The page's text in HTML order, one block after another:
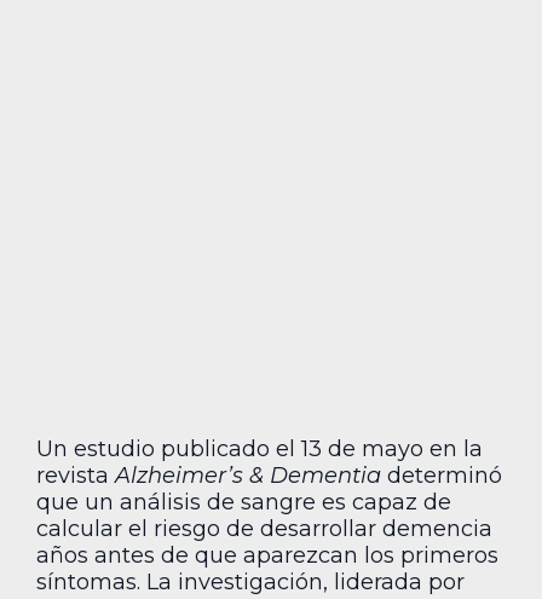
Un estudio publicado el 13 de mayo en la
revistaAlzheimer’s & Dementia determinó
que un análisis de sangre es capaz de
calcular el riesgo de desarrollar demencia
años antes de que aparezcan los primeros
síntomas. La investigación, liderada por